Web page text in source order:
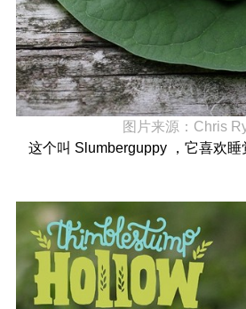
图片来源： Chris
这个叫 Slumberguppy ，它喜欢